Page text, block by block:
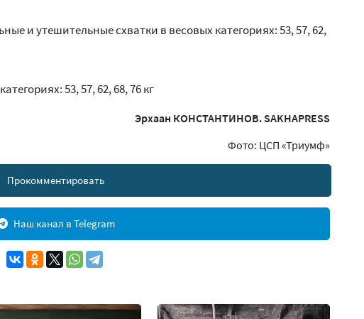
и утешительные схватки в весовых категориях: 53, 57, 62,
53, 57, 62, 68, 76 кг
Эрхаан КОНСТАНТИНОВ. SAKHAPRESS
Фото: ЦСП «Триумф»
Прокомментировать
Наш канал в Telegram